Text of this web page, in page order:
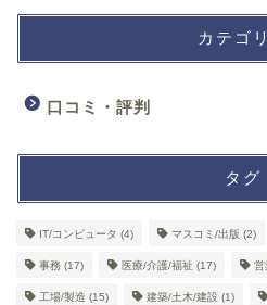
カテゴ
口コミ・評判
タグ
IT/コンピュータ (4) マスコミ/出版 (2)
事務 (17) 医療/介護/福祉 (17) 営
工場/製造 (15) 建築/土木/建設 (1)